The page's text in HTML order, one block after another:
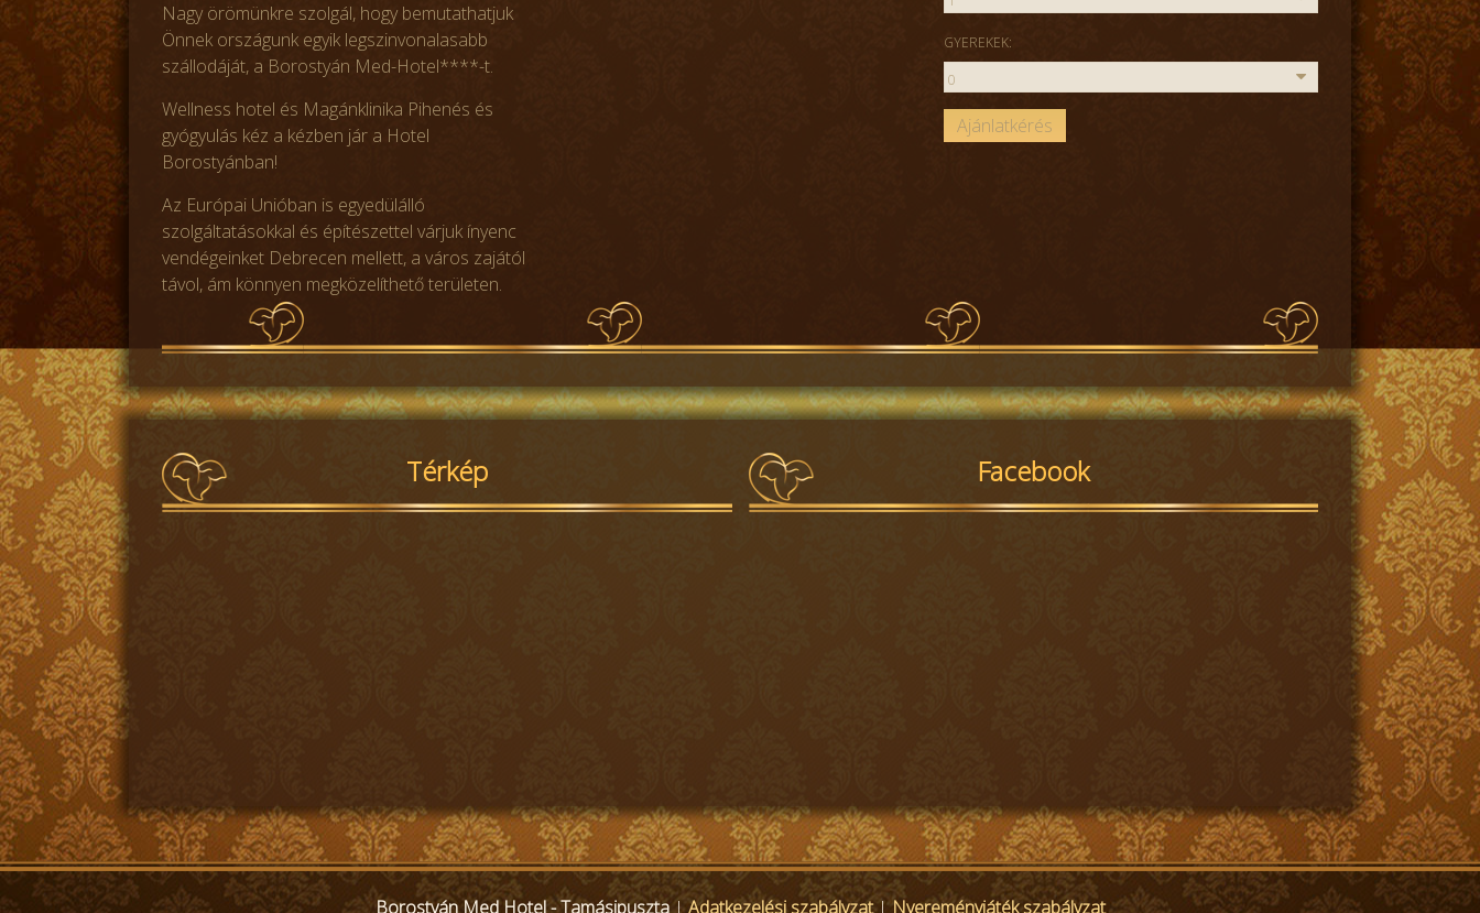
Nagy örömünkre szolgál, hogy bemutathatjuk
Önnek országunk egyik legszinvonalasabb
szállodáját, a Borostyán Med-Hotel****-t.
Wellness hotel és Magánklinika Pihenés és
gyógyulás kéz a kézben jár a Hotel
Borostyánban!
Az Európai Unióban is egyedülálló
szolgáltatásokkal és építészettel várjuk ínyenc
vendégeinket Debrecen mellett, a város zajától
távol, ám könnyen megközelíthető területen.
GYEREKEK:
Térkép Facebook
Borostyán Med Hotel - Tamásipuszta|Adatkezelési szabályzat|Nyereményjáték szabályzat